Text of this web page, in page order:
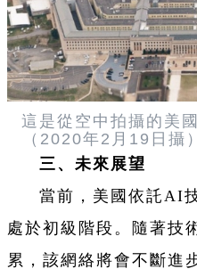
這是從空中拍攝的美
（2020年2月19日攝
三、未來展望
當前，美國依託AI
處於初級階段。隨著技
累，該網絡將會不斷進